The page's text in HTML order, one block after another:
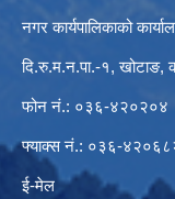
नगर कार्यपालिकाको
दि.रु.म.न.पा.-१, खोटाङ,
फोन नं.: ०३६-४२०२०४
फ्याक्स नं.: ०३६-
ई-मेल